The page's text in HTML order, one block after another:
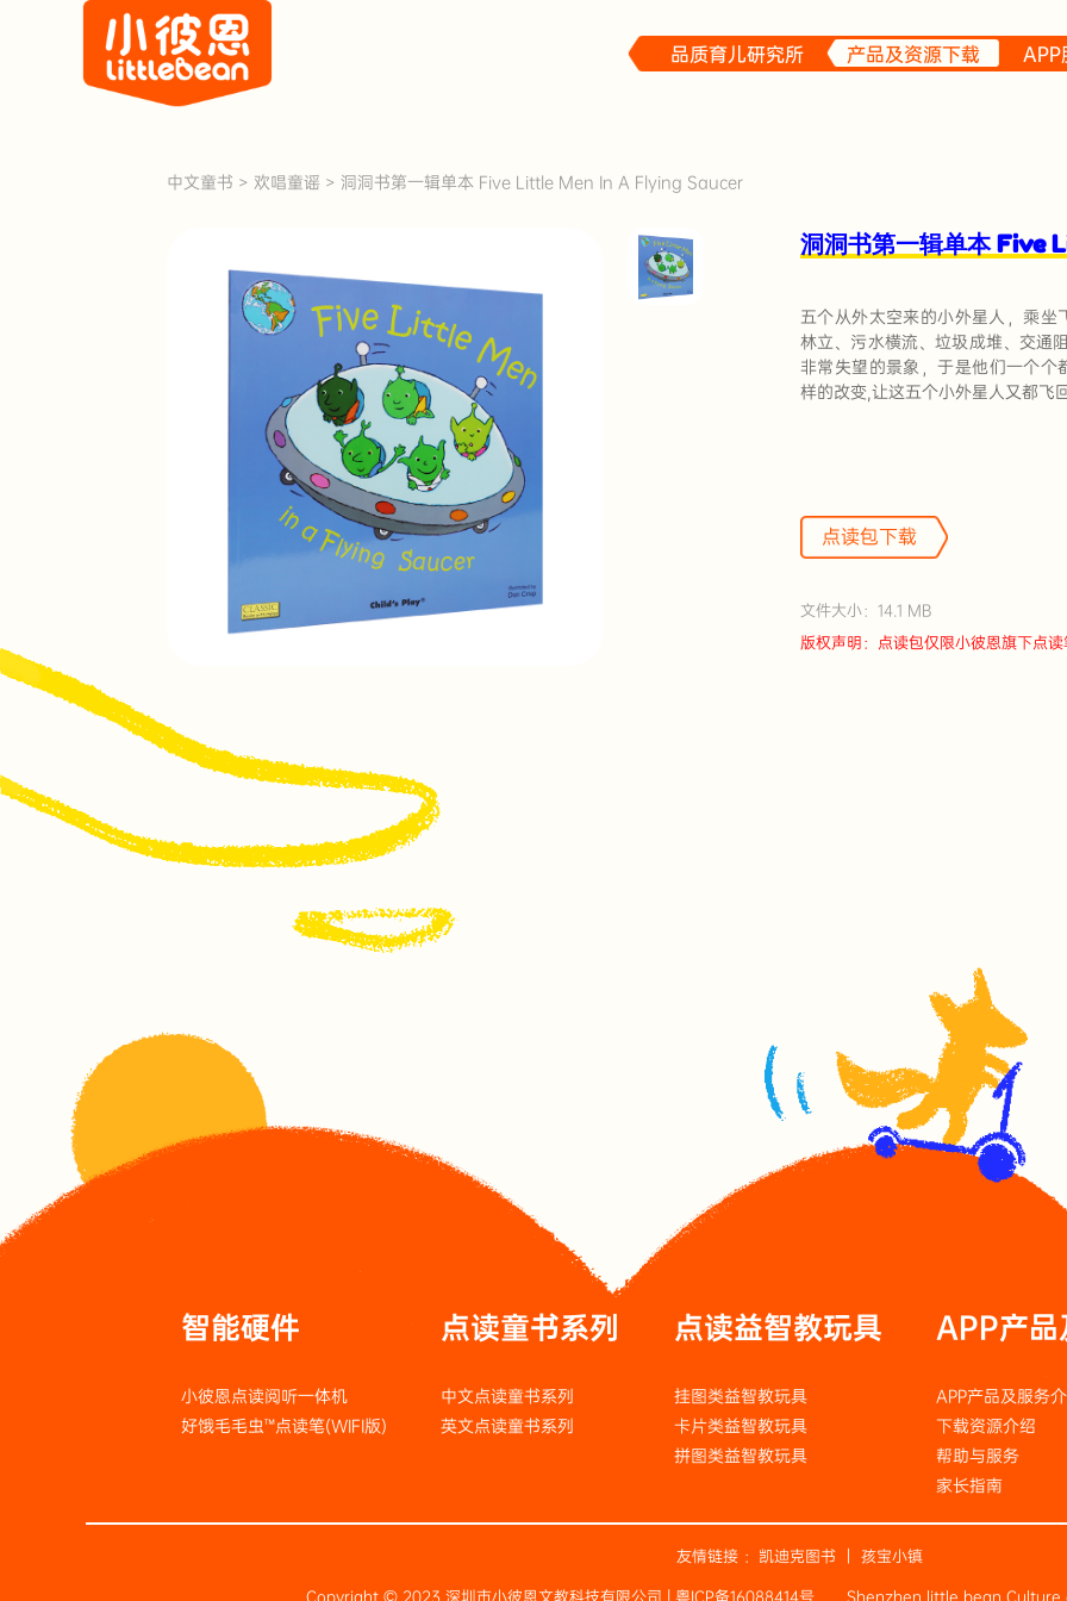
品质育儿研究所 产品及资源下载 APP
中文童书 > 欢唱童谣 > 洞洞书第一辑单本 Five Little Men In A Flying Saucer
洞洞书第一辑单本 Five
五个从外太空来的小外星人，乘
林立、污水横流、垃圾成堆、交
非常失望的景象，于是他们一个
样的改变,让这五个小外星人又都飞
点读包下载
文件大小：14.1 MB
版权声明：点读包仅限小彼恩旗下点
智能硬件
小彼恩点读阅听一体机
好饿毛毛虫™点读笔(WIFI版)
点读童书系列
中文点读童书系列
英文点读童书系列
点读益智教玩具
挂图类益智教玩具
卡片类益智教玩具
拼图类益智教玩具
APP产品
APP产品及服务
下载资源介绍
帮助与服务
家长指南
友情链接 ： 凯迪克图书 ｜孩宝小镇
Copyright © 2023 深圳市小彼恩文教科技有限公司 |粤ICP备16088414号 Shenzhen little bean Culture